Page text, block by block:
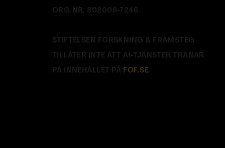
ORG.NR: 802008-7246.
STIFTELSEN FORSKNING & FRAMSTEG
TILLÅTER INTE ATT AI-TJÄNSTER TRÄNAR
PÅ INNEHÅLLET PÅ FOF.SE.